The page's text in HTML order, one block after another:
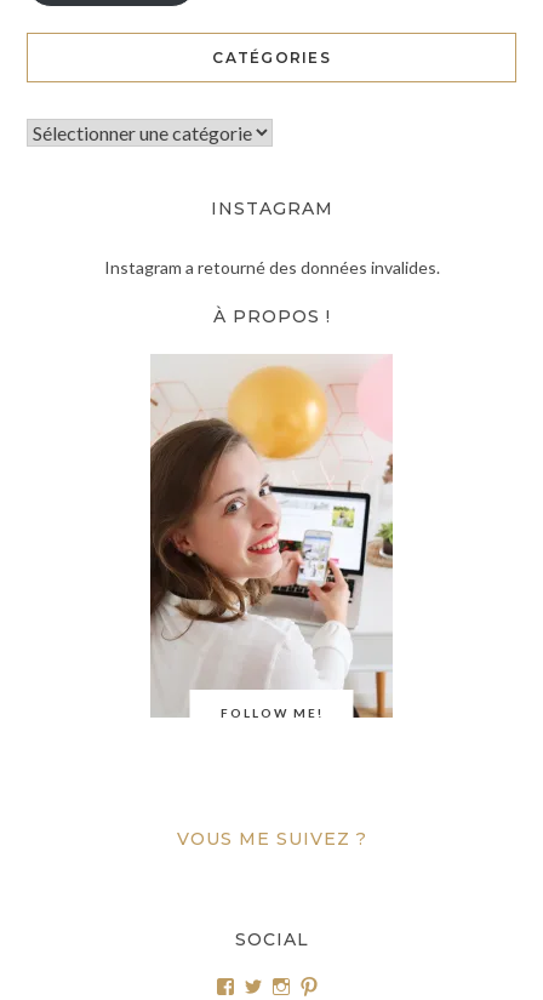
CATÉGORIES
INSTAGRAM
Instagram a retourné des données invalides.
FOLLOW ME!
À PROPOS !
VOUS ME SUIVEZ ?
SOCIAL
Voir Voir Voir